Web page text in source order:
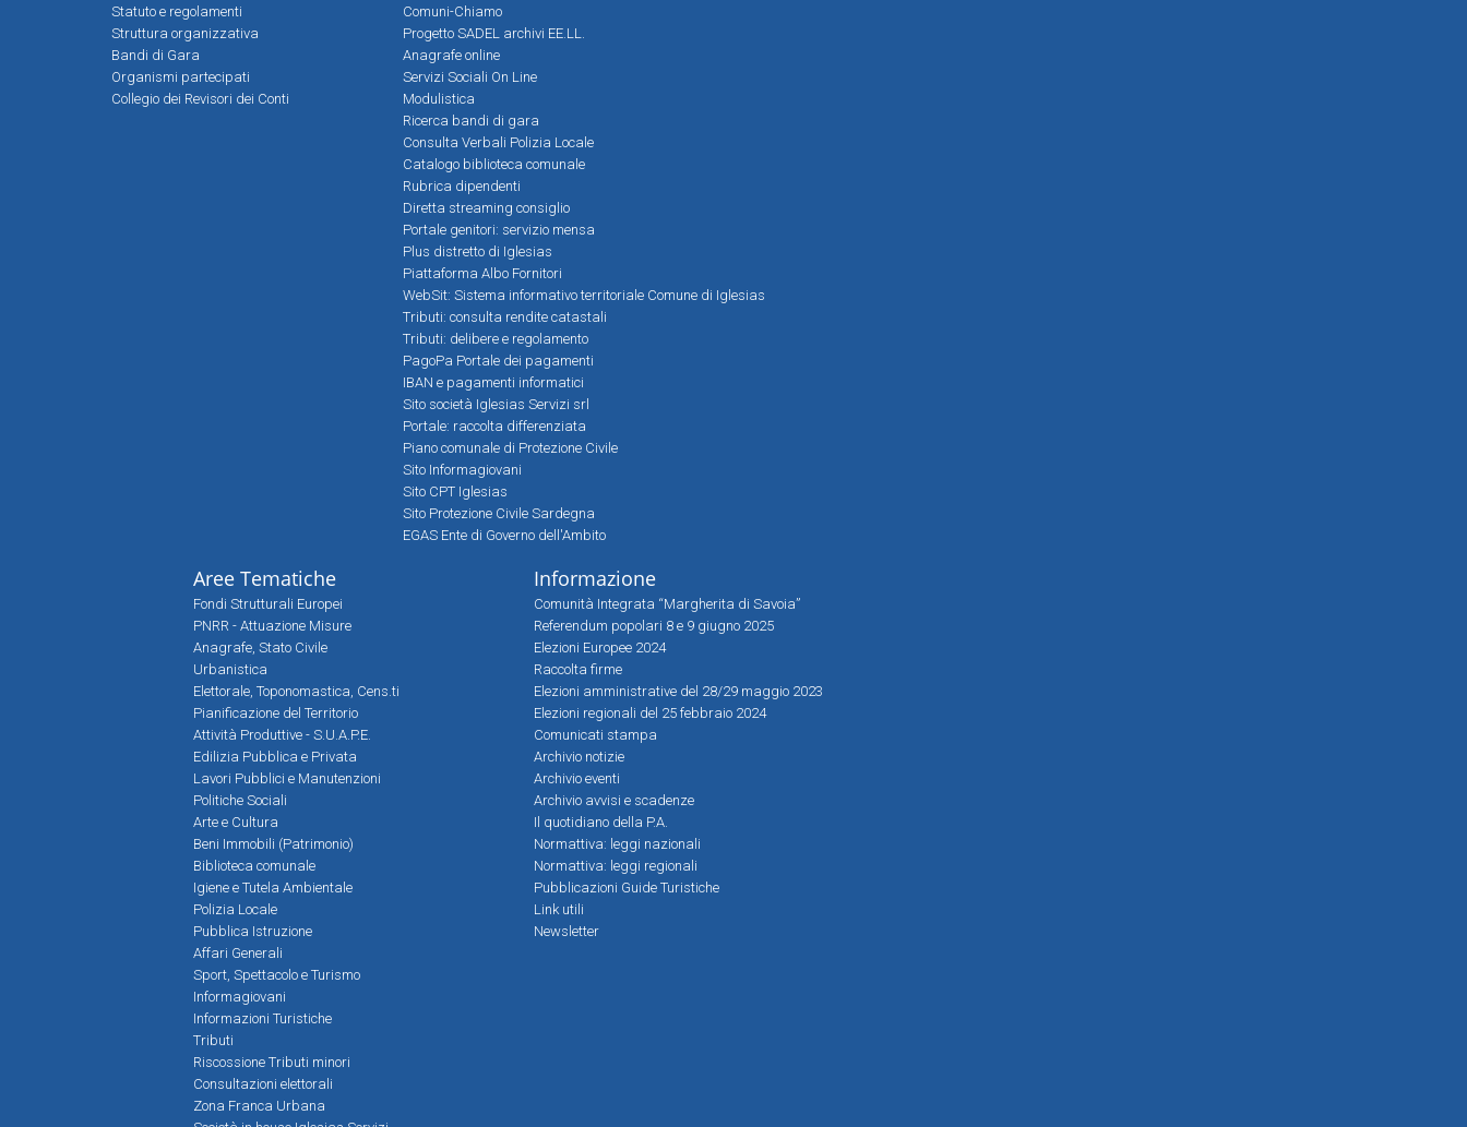
Statuto e regolamenti
Struttura organizzativa
Bandi di Gara
Organismi partecipati
Collegio dei Revisori dei Conti
Comuni-Chiamo
Progetto SADEL archivi EE.LL.
Anagrafe online
Servizi Sociali On Line
Modulistica
Ricerca bandi di gara
Consulta Verbali Polizia Locale
Catalogo biblioteca comunale
Rubrica dipendenti
Diretta streaming consiglio
Portale genitori: servizio mensa
Plus distretto di Iglesias
Piattaforma Albo Fornitori
WebSit: Sistema informativo territoriale Comune di Iglesias
Tributi: consulta rendite catastali
Tributi: delibere e regolamento
PagoPa Portale dei pagamenti
IBAN e pagamenti informatici
Sito società Iglesias Servizi srl
Portale: raccolta differenziata
Piano comunale di Protezione Civile
Sito Informagiovani
Sito CPT Iglesias
Sito Protezione Civile Sardegna
EGAS Ente di Governo dell'Ambito
Aree Tematiche
Fondi Strutturali Europei
PNRR - Attuazione Misure
Anagrafe, Stato Civile
Urbanistica
Elettorale, Toponomastica, Cens.ti
Pianificazione del Territorio
Attività Produttive - S.U.A.P.E.
Edilizia Pubblica e Privata
Lavori Pubblici e Manutenzioni
Politiche Sociali
Arte e Cultura
Beni Immobili (Patrimonio)
Biblioteca comunale
Igiene e Tutela Ambientale
Polizia Locale
Pubblica Istruzione
Affari Generali
Sport, Spettacolo e Turismo
Informagiovani
Informazioni Turistiche
Tributi
Riscossione Tributi minori
Consultazioni elettorali
Zona Franca Urbana
Informazione
Comunità Integrata “Margherita di Savoia”
Referendum popolari 8 e 9 giugno 2025
Elezioni Europee 2024
Raccolta firme
Elezioni amministrative del 28/29 maggio 2023
Elezioni regionali del 25 febbraio 2024
Comunicati stampa
Archivio notizie
Archivio eventi
Archivio avvisi e scadenze
Il quotidiano della P.A.
Normattiva: leggi nazionali
Normattiva: leggi regionali
Pubblicazioni Guide Turistiche
Link utili
Newsletter